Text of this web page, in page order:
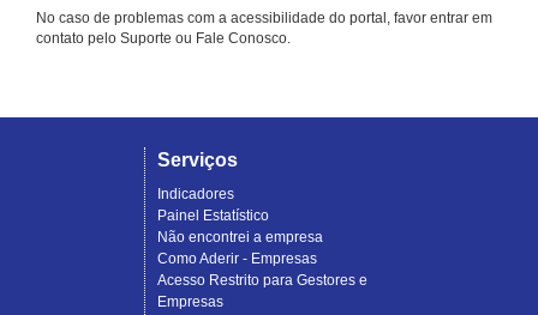
No caso de problemas com a acessibilidade do portal, favor entrar em
contato pelo Suporte ou Fale Conosco.
Serviços
Indicadores
Painel Estatístico
Não encontrei a empresa
Como Aderir - Empresas
Acesso Restrito para Gestores e
Empresas